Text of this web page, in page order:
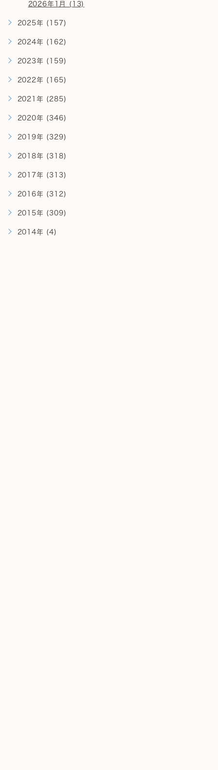
2026年1月 (13)
2025年 (157)
2024年 (162)
2023年 (159)
2022年 (165)
2021年 (285)
2020年 (346)
2019年 (329)
2018年 (318)
2017年 (313)
2016年 (312)
2015年 (309)
2014年 (4)